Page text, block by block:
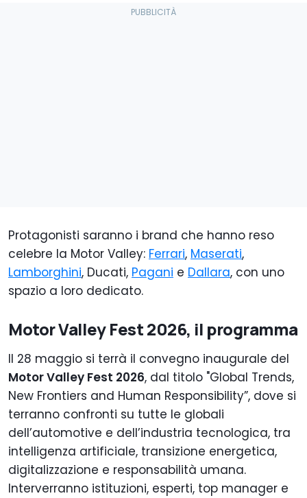
Protagonisti saranno i brand che hanno reso
celebre la Motor Valley: Ferrari, Maserati,
Lamborghini, Ducati, Pagani e Dallara, con uno
spazio a loro dedicato.
Motor Valley Fest 2026, il programma
Il 28 maggio si terrà il convegno inaugurale del
Motor Valley Fest 2026, dal titolo "Global Trends,
New Frontiers and Human Responsibility”, dove si
terranno confronti su tutte le globali
dell’automotive e dell’industria tecnologica, tra
intelligenza artificiale, transizione energetica,
digitalizzazione e responsabilità umana.
Interverranno istituzioni, esperti, top manager e